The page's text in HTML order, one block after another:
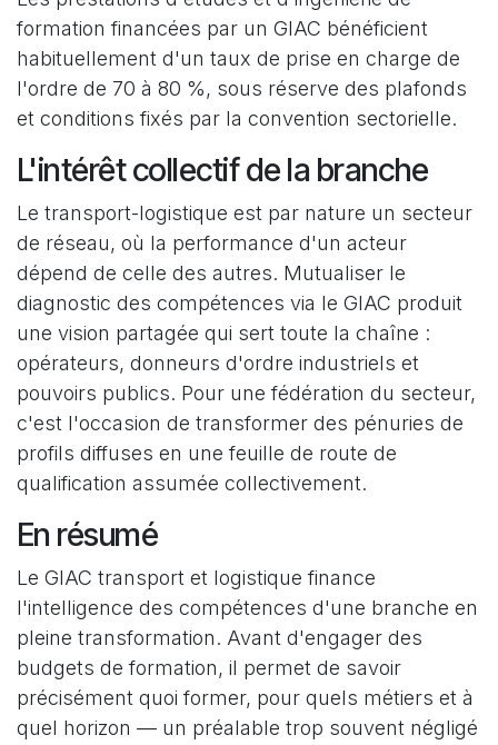
formation financées par un GIAC bénéficient
habituellement d'un taux de prise en charge de
l'ordre de 70 à 80 %, sous réserve des plafonds
et conditions fixés par la convention sectorielle.
L'intérêt collectif de la branche
Le transport-logistique est par nature un secteur
de réseau, où la performance d'un acteur
dépend de celle des autres. Mutualiser le
diagnostic des compétences via le GIAC produit
une vision partagée qui sert toute la chaîne :
opérateurs, donneurs d'ordre industriels et
pouvoirs publics. Pour une fédération du secteur,
c'est l'occasion de transformer des pénuries de
profils diffuses en une feuille de route de
qualification assumée collectivement.
En résumé
Le GIAC transport et logistique finance
l'intelligence des compétences d'une branche en
pleine transformation. Avant d'engager des
budgets de formation, il permet de savoir
précisément quoi former, pour quels métiers et à
quel horizon — un préalable trop souvent négligé